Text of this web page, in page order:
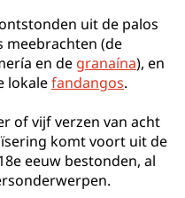
uit de palos
meebrachten (de
en de granaína), en
lokalefandangos.
of vijf verzen van acht
komt voort uit de
eeuw bestonden, al